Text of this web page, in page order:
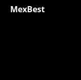
MexBest